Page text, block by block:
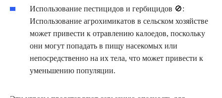
Использование пестицидов и гербицидов 🚫:
Использование агрохимикатов в сельском хозяйстве
может привести к отравлению калоедов, поскольку
они могут попадать в пищу насекомых или
непосредственно на их тела, что может привести к
уменьшению популяции.